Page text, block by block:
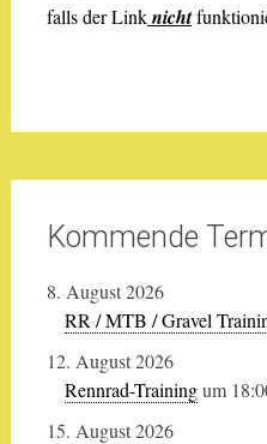
falls der Linknicht
Kommende
8. August 2026
RR / MTB / Gravel
12. August 2026
Rennrad-Trainingum
15. August 2026